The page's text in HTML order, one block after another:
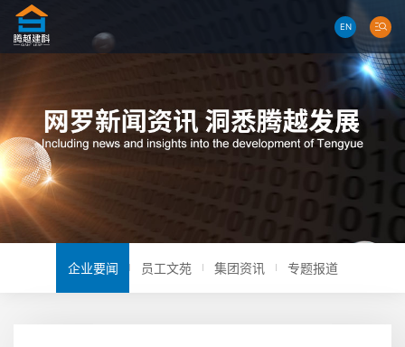
EN
企业要闻 员工文苑 集团资讯 专题报道